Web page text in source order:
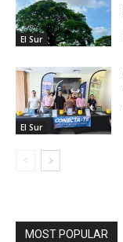
El Sur
El Sur
MOST POPULAR